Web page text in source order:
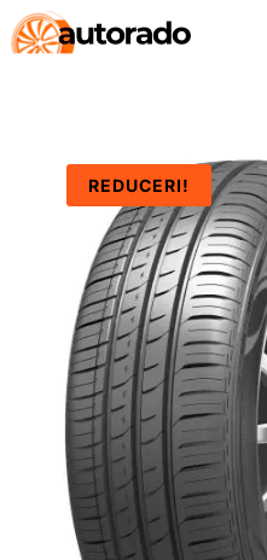
REDUCERI!